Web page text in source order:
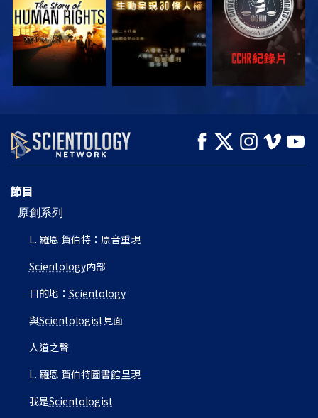
觀看 探索系列節目
節目
原創系列
L. 羅恩 賀伯特：原音重現
Scientology內部
目的地： Scientology
與Scientologist 見面
人道之聲
L. 羅恩 賀伯特圖書館呈現
我是Scientologist